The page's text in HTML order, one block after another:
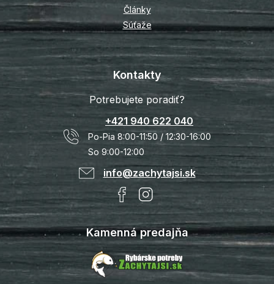
Články
Súťaže
Kontakty
Potrebujete poradiť?
+421 940 622 040
Po-Pia 8:00-11:50 / 12:30-16:00
So 9:00-12:00
info@zachytajsi.sk
Kamenná predajňa